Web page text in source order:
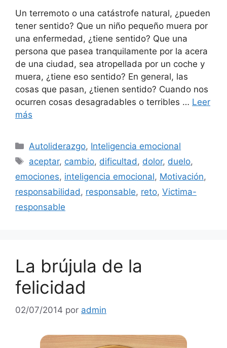
Un terremoto o una catástrofe natural, ¿pueden
tener sentido? Que un niño pequeño muera por
una enfermedad, ¿tiene sentido? Que una
persona que pasea tranquilamente por la acera
de una ciudad, sea atropellada por un coche y
muera, ¿tiene eso sentido? En general, las
cosas que pasan, ¿tienen sentido? Cuando nos
ocurren cosas desagradables o terribles … Leer
más
Categorías
Autoliderazgo, Inteligencia emocional
Etiquetas
aceptar, cambio, dificultad, dolor, duelo,
emociones, inteligencia emocional, Motivación,
responsabilidad, responsable, reto, Victima-
responsable
La brújula de la
felicidad
02/07/2014 por admin